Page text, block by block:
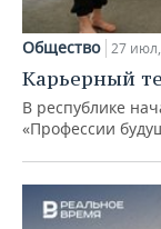
Общество 27
Карьерный
В республике
«Профессии